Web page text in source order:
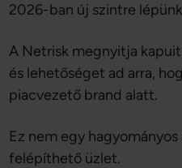
2026-ban új szintre
A Netrisk megnyitja
és lehetőséget ad arra,
piacvezető brand alatt.
Ez nem egy
felépíthető üzlet.